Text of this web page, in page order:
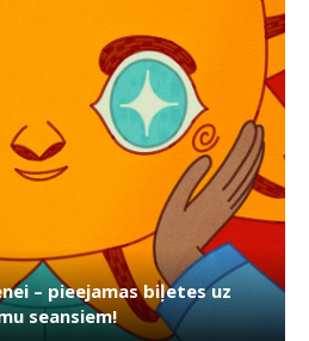
– pieejamas biļetes uz
seansiem!